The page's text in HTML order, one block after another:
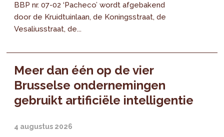
BBP nr. 07-02 ‘Pacheco’ wordt afgebakend
door de Kruidtuinlaan, de Koningsstraat, de
Vesaliusstraat, de...
Meer dan één op de vier
Brusselse ondernemingen
gebruikt artificiële intelligentie
4 augustus 2026